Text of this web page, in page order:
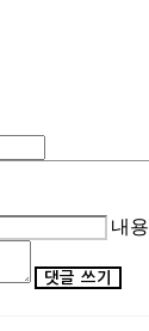
내용
댓글 쓰기